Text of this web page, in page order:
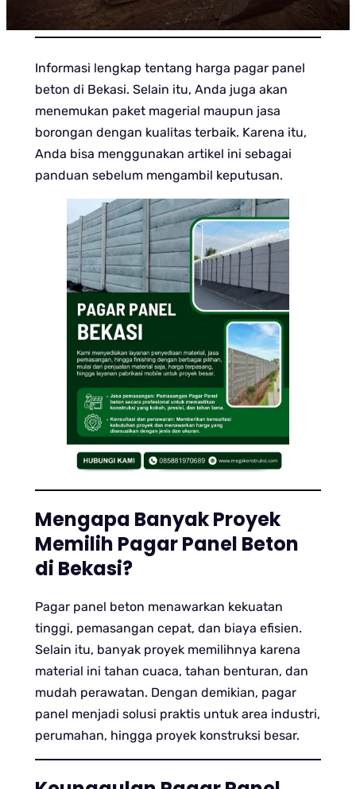
Informasi lengkap tentang harga pagar panel
beton di Bekasi. Selain itu, Anda juga akan
menemukan paket magerial maupun jasa
borongan dengan kualitas terbaik. Karena itu,
Anda bisa menggunakan artikel ini sebagai
panduan sebelum mengambil keputusan.
Mengapa Banyak Proyek
Memilih Pagar Panel Beton
di Bekasi?
Pagar panel beton menawarkan kekuatan
tinggi, pemasangan cepat, dan biaya efisien.
Selain itu, banyak proyek memilihnya karena
material ini tahan cuaca, tahan benturan, dan
mudah perawatan. Dengan demikian, pagar
panel menjadi solusi praktis untuk area industri,
perumahan, hingga proyek konstruksi besar.